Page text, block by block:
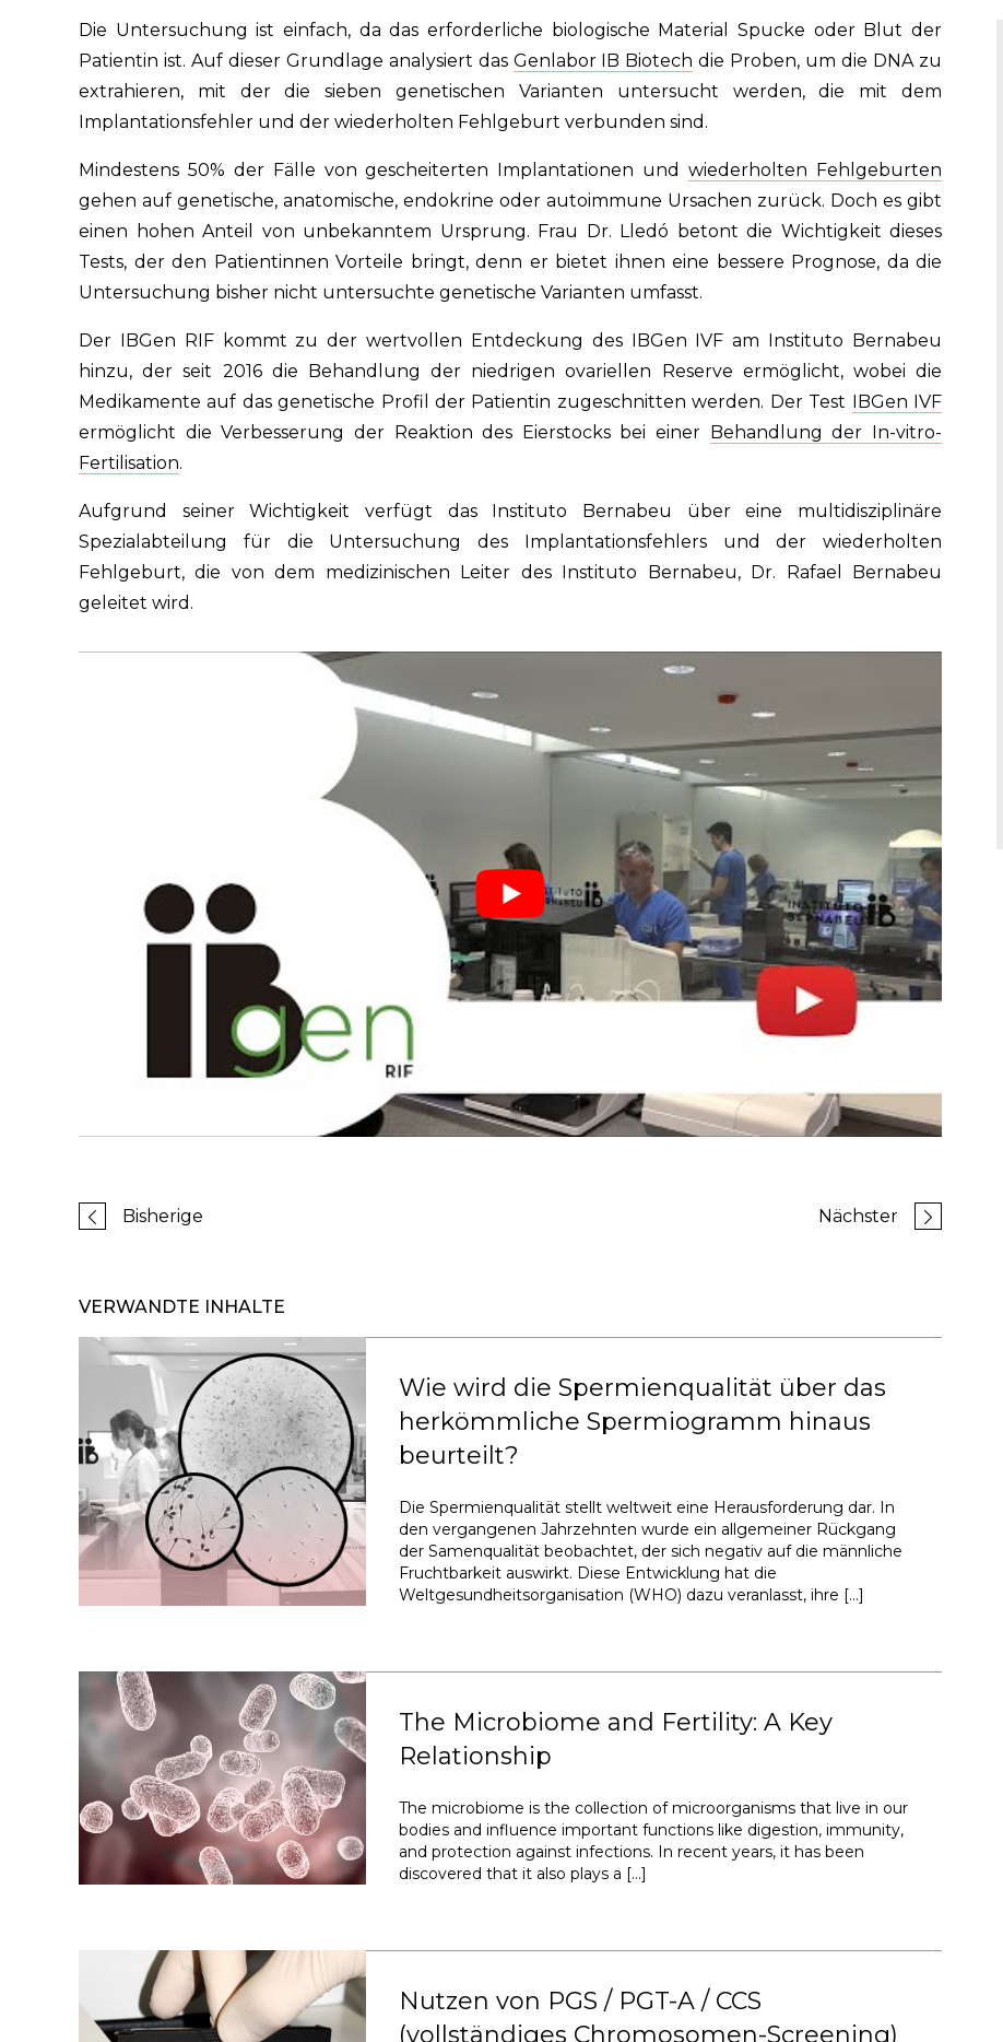
Die Untersuchung ist einfach, da das erforderliche biologische Material Spucke oder Blut der
Patientin ist. Auf dieser Grundlage analysiert das Genlabor IB Biotech die Proben, um die DNA zu
extrahieren, mit der die sieben genetischen Varianten untersucht werden, die mit dem
Implantationsfehler und der wiederholten Fehlgeburt verbunden sind.
Mindestens 50% der Fälle von gescheiterten Implantationen undwiederholten Fehlgeburten
gehen auf genetische, anatomische, endokrine oder autoimmune Ursachen zurück. Doch es gibt
einen hohen Anteil von unbekanntem Ursprung. Frau Dr. Lledó betont die Wichtigkeit dieses
Tests, der den Patientinnen Vorteile bringt, denn er bietet ihnen eine bessere Prognose, da die
Untersuchung bisher nicht untersuchte genetische Varianten umfasst.
Der IBGen RIF kommt zu der wertvollen Entdeckung des IBGen IVF am Instituto Bernabeu
hinzu, der seit 2016 die Behandlung der niedrigen ovariellen Reserve ermöglicht, wobei die
Medikamente auf das genetische Profil der Patientin zugeschnitten werden. Der Test IBGen IVF
ermöglicht die Verbesserung der Reaktion des Eierstocks bei einer Behandlung der In-vitro-
Fertilisation.
Aufgrund seiner Wichtigkeit verfügt das Instituto Bernabeu über eine multidisziplinäre
Spezialabteilung für die Untersuchung des Implantationsfehlers und der wiederholten
Fehlgeburt, die von dem medizinischen Leiter des Instituto Bernabeu, Dr. Rafael Bernabeu
geleitet wird.
Bisherige Nächster
VERWANDTE INHALTE
Wie wird die Spermienqualität über das
herkömmliche Spermiogramm hinaus
beurteilt?
Die Spermienqualität stellt weltweit eine Herausforderung dar. In
den vergangenen Jahrzehnten wurde ein allgemeiner Rückgang
der Samenqualität beobachtet, der sich negativ auf die männliche
Fruchtbarkeit auswirkt. Diese Entwicklung hat die
Weltgesundheitsorganisation (WHO) dazu veranlasst, ihre […]
The Microbiome and Fertility: A Key
Relationship
The microbiome is the collection of microorganisms that live in our
bodies and influence important functions like digestion, immunity,
and protection against infections. In recent years, it has been
discovered that it also plays a […]
Nutzen von PGS / PGT-A / CCS
(vollständiges Chromosomen-Screening)